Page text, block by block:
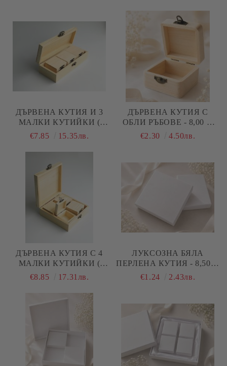
ДЪРВЕНА КУТИЯ И 3
МАЛКИ КУТИЙКИ (
БЕБЕШКИ СЪКРОВИЩА
€7.85 15.35лв.
ДЪРВЕНА КУТИЯ С
ОБЛИ РЪБОВЕ - 8,00 Х
8,00 Х 4,20 СМ.
€2.30 4.50лв.
ДЪРВЕНА КУТИЯ С 4
МАЛКИ КУТИЙКИ (
БЕБЕШКИ СЪКРОВИЩА
€8.85 17.31лв.
ЛУКСОЗНА БЯЛА
ПЕРЛЕНА КУТИЯ - 8,50 Х
8,50 Х 1,50 СМ
€1.24 2.43лв.